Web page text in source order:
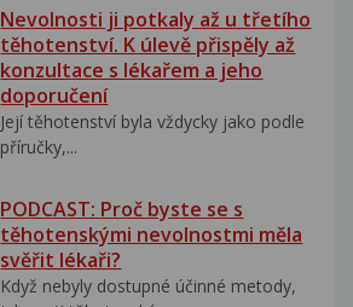
Nevolnosti ji potkaly až u třetího
těhotenství. K úlevě přispěly až
konzultace s lékařem a jeho
doporučení
Její těhotenství byla vždycky jako podle
příručky,...
PODCAST: Proč byste se s
těhotenskými nevolnostmi měla
svěřit lékaři?
Když nebyly dostupné účinné metody,